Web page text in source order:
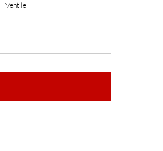
Ventile